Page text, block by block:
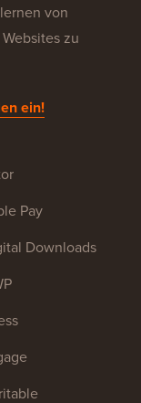
von
zu
ein!
Pay
Downloads